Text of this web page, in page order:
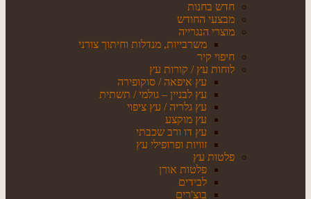
חדש בחנות
מבצעי החודש
מוצרי הנגרייה
משרבייות, מנדלות וחיתוך צורני
חיפוי קיר
לוחות עץ / קורות עץ
עץ איפאה / סוקופירה
עץ לבניין – גולמי / תשתית
עץ גלריה / עץ ציפוי
עץ מוקצע
עץ דו ורב שכבתי
זוויות ופרופילי עץ
פלטות עץ
פלטות אורן
לבידים
בוצ'רים